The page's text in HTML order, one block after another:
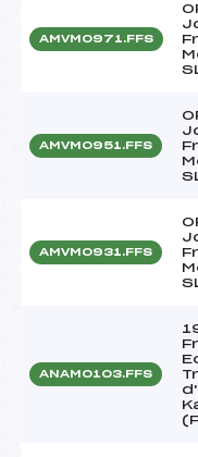
AMVM0971.FFS
AMVM0951.FFS
AMVM0931.FFS
ANAM0103.FFS